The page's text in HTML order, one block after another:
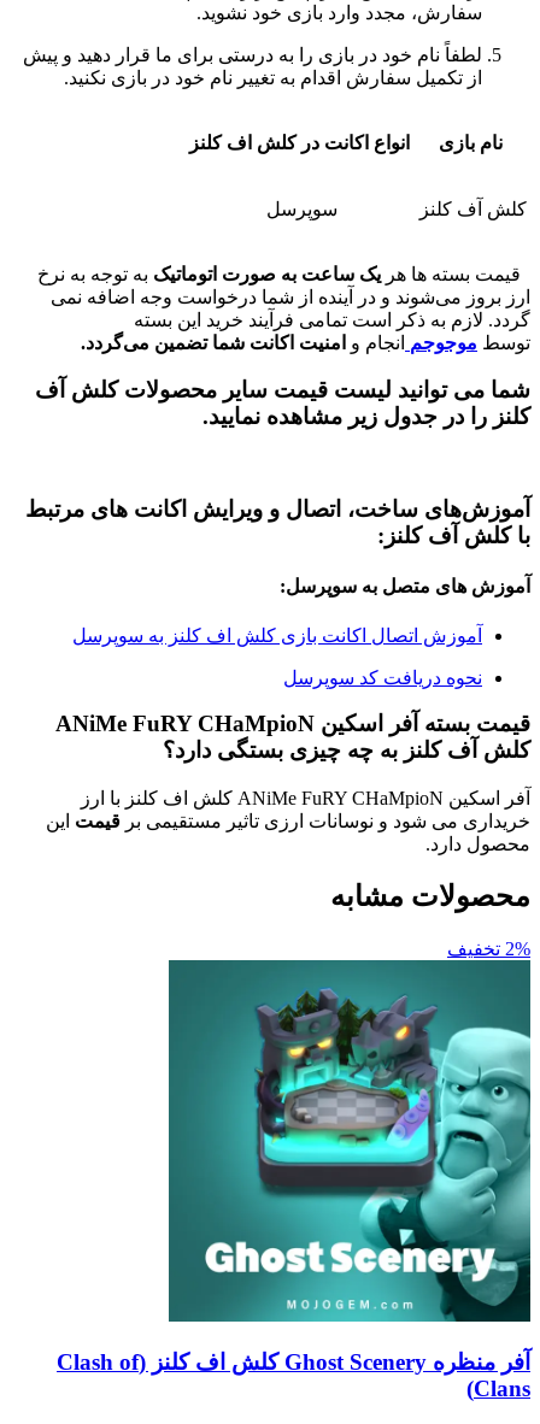
سفارش، مجدد وارد بازی خود نشوید.
لطفاً نام خود در بازی را به درستی برای ما قرار دهید و پیش
از تکمیل سفارش اقدام به تغییر نام خود در بازی نکنید.
نام بازی انواع اکانت در کلش اف کلنز
کلش آف کلنز سوپرسل
قیمت بسته ها هر یک ساعت به صورت اتوماتیک به توجه به نرخ
ارز بروز می‌شوند و در آینده از شما درخواست وجه اضافه نمی
گردد. لازم به ذکر است تمامی فرآیند خرید این بسته
توسط موجوجم انجام و امنیت اکانت شما تضمین می‌گردد.
شما می توانید لیست قیمت سایر محصولات کلش آف
کلنز را در جدول زیر مشاهده نمایید.
آموزش‌های ساخت، اتصال و ویرایش اکانت های مرتبط
با کلش آف کلنز:
آموزش های متصل به سوپرسل:
آموزش اتصال اکانت بازی کلش اف کلنز به سوپرسل
نحوه دریافت کد سوپرسل
قیمت بسته آفر اسکین ANiMe FuRY CHaMpioN
کلش آف کلنز به چه چیزی بستگی دارد؟
آفر اسکین ANiMe FuRY CHaMpioN کلش اف کلنز با ارز
خریداری می شود و نوسانات ارزی تاثیر مستقیمی بر قیمت این
محصول دارد.
محصولات مشابه
2% تخفیف
آفر منظره Ghost Scenery کلش اف کلنز (Clash of
Clans)